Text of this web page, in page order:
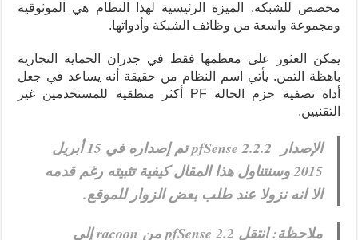
مخصص للشبكة. الميزة الرئيسية لهذا النظام هي الموثوقية
ومجموعة واسعة من وظائف الشبكة وأدواتها.
يمكن العثور على معظمها فقط في جدران الحماية التجارية
باهظة الثمن. يأتي اسم النظام من حقيقة أنه يساعد في جعل
أداة تصفية حزم الحالة PF أكثر منطقية للمستخدمين غير
التقنيين.
الإصدار pfSense 2.2.2 تم إصداره في 15 أبريل
2015 وسنتناول هذا المقال كيفية تثبيته رغم قدمه
الا انه نزولا عند طلب بعض الزوار للموقع.
ملاحظة: انتقل pfSense 2.2 من racoon إلى